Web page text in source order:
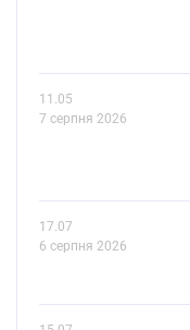
11.05
7 серпня 2026
17.07
6 серпня 2026